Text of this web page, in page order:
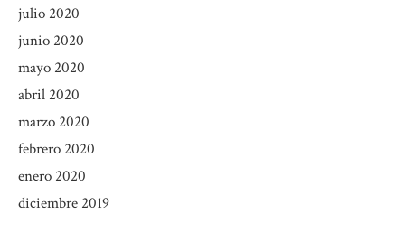
julio 2020
junio 2020
mayo 2020
abril 2020
marzo 2020
febrero 2020
enero 2020
diciembre 2019